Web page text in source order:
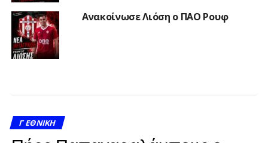
Ανακοίνωσε Λιόση ο ΠΑΟ Ρουφ
Γ ΕΘΝΙΚΉ